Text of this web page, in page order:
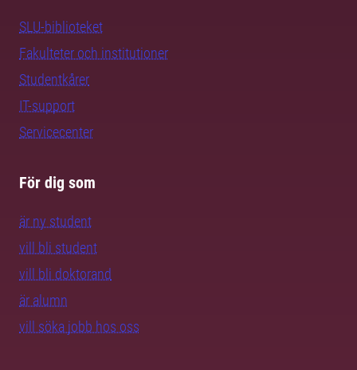
SLU-biblioteket
Fakulteter och institutioner
Studentkårer
IT-support
Servicecenter
För dig som
är ny student
vill bli student
vill bli doktorand
är alumn
vill söka jobb hos oss